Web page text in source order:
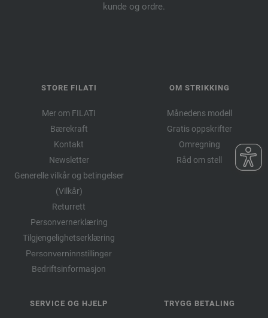
kunde og ordre.
STORE FILATI
Mer om FILATI
Bærekraft
Kontakt
Newsletter
Generelle vilkår og betingelser
(Vilkår)
Returrett
Personvernerklæring
Tilgjengelighetserklæring
Personverninnstillinger
Bedriftsinformasjon
OM STRIKKING
Månedens modell
Gratis oppskrifter
Omregning
Råd om stell
SERVICE OG HJELP TRYGG BETALING